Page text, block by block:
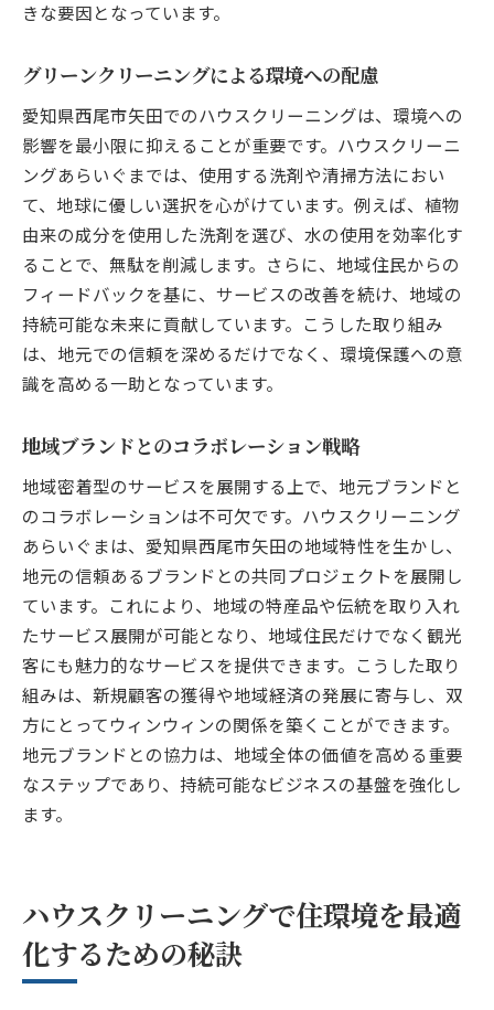
きな要因となっています。
グリーンクリーニングによる環境への配慮
愛知県西尾市矢田でのハウスクリーニングは、環境への
影響を最小限に抑えることが重要です。ハウスクリーニ
ングあらいぐまでは、使用する洗剤や清掃方法におい
て、地球に優しい選択を心がけています。例えば、植物
由来の成分を使用した洗剤を選び、水の使用を効率化す
ることで、無駄を削減します。さらに、地域住民からの
フィードバックを基に、サービスの改善を続け、地域の
持続可能な未来に貢献しています。こうした取り組み
は、地元での信頼を深めるだけでなく、環境保護への意
識を高める一助となっています。
地域ブランドとのコラボレーション戦略
地域密着型のサービスを展開する上で、地元ブランドと
のコラボレーションは不可欠です。ハウスクリーニング
あらいぐまは、愛知県西尾市矢田の地域特性を生かし、
地元の信頼あるブランドとの共同プロジェクトを展開し
ています。これにより、地域の特産品や伝統を取り入れ
たサービス展開が可能となり、地域住民だけでなく観光
客にも魅力的なサービスを提供できます。こうした取り
組みは、新規顧客の獲得や地域経済の発展に寄与し、双
方にとってウィンウィンの関係を築くことができます。
地元ブランドとの協力は、地域全体の価値を高める重要
なステップであり、持続可能なビジネスの基盤を強化し
ます。
ハウスクリーニングで住環境を最適
化するための秘訣